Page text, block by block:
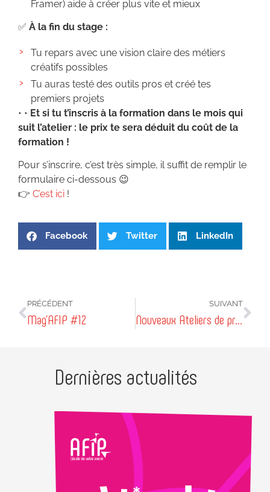
Framer) aide à créer plus vite et mieux
✅ À la fin du stage :
Tu repars avec une vision claire des métiers
créatifs possibles
Tu auras testé des outils pros et créé tes
premiers projets
• • Et si tu t’inscris à la formation dans le mois qui
suit l’atelier : le prix te sera déduit du coût de la
formation !
Pour s’inscrire, c’est très simple, il suffit de remplir le
formulaire ci-dessous 😉
👉 C’est ici !
Facebook Twitter LinkedIn
PRÉCÉDENT
Mag’AFIP #12
SUIVANT
Nouveaux Ateliers de production Totem
Dernières actualités